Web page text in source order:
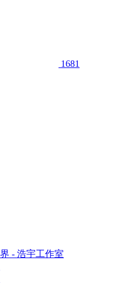
1681